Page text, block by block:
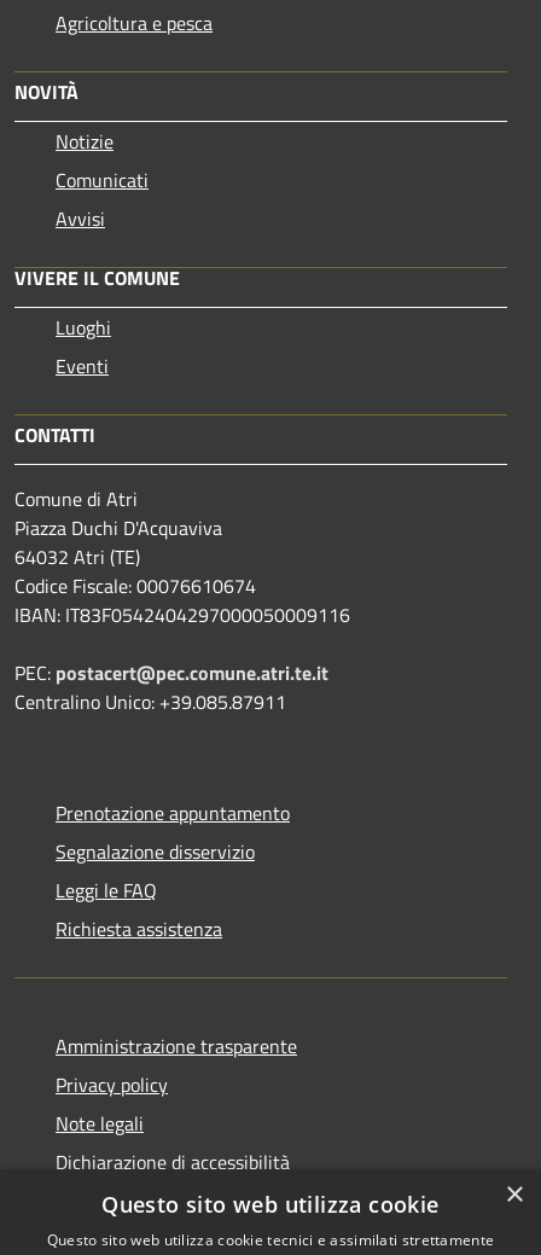
Agricoltura e pesca
NOVITÀ
Notizie
Comunicati
Avvisi
VIVERE IL COMUNE
Luoghi
Eventi
CONTATTI
Comune di Atri
Piazza Duchi D'Acquaviva
64032 Atri (TE)
Codice Fiscale: 00076610674
IBAN: IT83F0542404297000050009116
PEC: postacert@pec.comune.atri.te.it
Centralino Unico: +39.085.87911
Prenotazione appuntamento
Segnalazione disservizio
Leggi le FAQ
Richiesta assistenza
Amministrazione trasparente
Privacy policy
Note legali
Dichiarazione di accessibilità
×
Questo sito web utilizza cookie
Questo sito web utilizza cookie tecnici e assimilati strettamente